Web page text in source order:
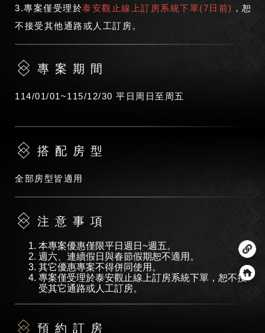
3.專案僅受理於泰安觀止線上訂房系統下單(7日前) ，恕
不接受其他通路或人工訂房。
專案期間
114/01/01~115/12/30 平日周日至周五
搭配房型
全部房型皆適用
注意事項
本專案優惠僅限平日週日~週五。
週六、連續假日與春節假期恕不適用。
其它優惠專案不得併同使用。
專案僅受理於泰安觀止線上訂房系統下單，恕不接
受其它通路或人工訂房。
預約訂房